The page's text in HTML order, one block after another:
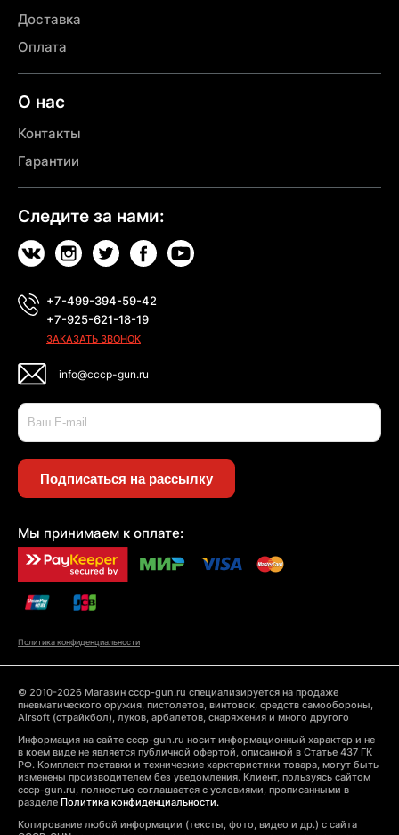
Доставка
Оплата
О нас
Контакты
Гарантии
Следите за нами:
+7-499-394-59-42
+7-925-621-18-19
ЗАКАЗАТЬ ЗВОНОК
info@cccp-gun.ru
Подписаться на рассылку
Мы принимаем к оплате:
Политика конфиденциальности
© 2010-2026 Магазин cccp-gun.ru специализируется на продаже
пневматического оружия, пистолетов, винтовок, средств самообороны,
Airsoft (страйкбол), луков, арбалетов, снаряжения и много другого
Информация на сайте cccp-gun.ru носит информационный характер и не
в коем виде не является публичной офертой, описанной в Статье 437 ГК
РФ. Комплект поставки и технические харктеристики товара, могут быть
изменены производителем без уведомления. Клиент, пользуясь сайтом
cccp-gun.ru, полностью соглашается с условиями, прописанными в
разделе Политика конфиденциальности.
Копирование любой информации (тексты, фото, видео и др.) с сайта